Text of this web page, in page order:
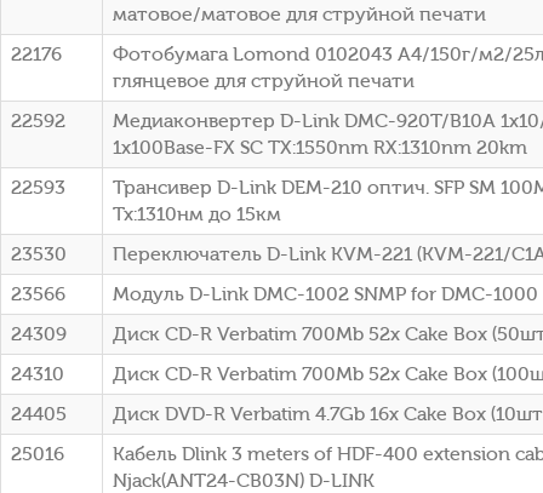
матовое/матовое для струйной печати
22176
Фотобумага Lomond 0102043 A4/150г/м2/
глянцевое для струйной печати
22592
Медиаконвертер D-Link DMC-920T/B10A
1x100Base-FX SC ТХ:1550nm RX:1310nm 20km
22593
Трансивер D-Link DEM-210 оптич. SFP SM
Tx:1310нм до 15км
23530
Переключатель D-Link KVM-221 (KVM-221/
23566
Модуль D-Link DMC-1002 SNMP for DMC-1000
24309
Диск CD-R Verbatim 700Mb 52x Cake Box
24310
Диск CD-R Verbatim 700Mb 52x Cake Box
24405
Диск DVD-R Verbatim 4.7Gb 16x Cake Box
25016
Кабель Dlink 3 meters of HDF-400 extension
Njack(ANT24-CB03N) D-LINK